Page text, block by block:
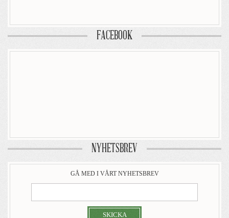
FACEBOOK
NYHETSBREV
GÅ MED I VÅRT NYHETSBREV
SKICKA